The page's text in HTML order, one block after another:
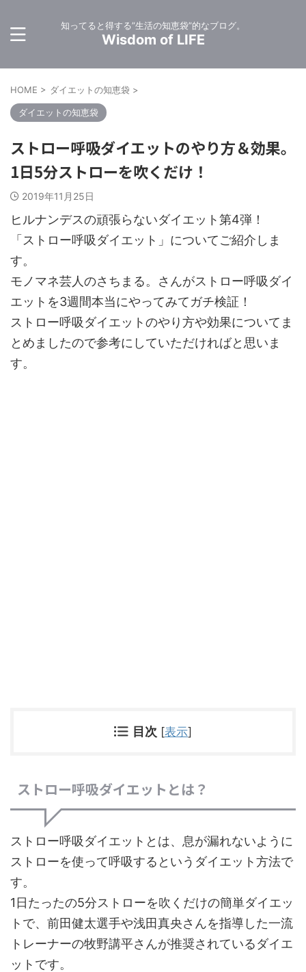
知ってると得する”生活の知恵袋”的なブログ。
Wisdom of LIFE
HOME > ダイエットの知恵袋 >
ダイエットの知恵袋
ストロー呼吸ダイエットのやり方＆効果。
1日5分ストローを吹くだけ！
2019年11月25日
ヒルナンデスの頑張らないダイエット第4弾！
「ストロー呼吸ダイエット」についてご紹介しま
す。
モノマネ芸人のさちまる。さんがストロー呼吸ダイ
エットを3週間本当にやってみてガチ検証！
ストロー呼吸ダイエットのやり方や効果についてま
とめましたので参考にしていただければと思いま
す。
目次 [表示]
ストロー呼吸ダイエットとは？
ストロー呼吸ダイエットとは、息が漏れないように
ストローを使って呼吸するというダイエット方法で
す。
1日たったの5分ストローを吹くだけの簡単ダイエッ
トで、前田健太選手や浅田真央さんを指導した一流
トレーナーの牧野講平さんが推奨されているダイエ
ットです。